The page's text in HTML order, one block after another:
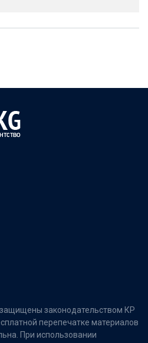
законодательством КР
перепечатке материалов
При использовании